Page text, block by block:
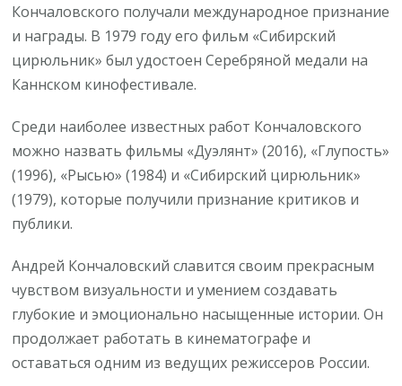
Кончаловского получали международное признание
и награды. В 1979 году его фильм «Сибирский
цирюльник» был удостоен Серебряной медали на
Каннском кинофестивале.
Среди наиболее известных работ Кончаловского
можно назвать фильмы «Дуэлянт» (2016), «Глупость»
(1996), «Рысью» (1984) и «Сибирский цирюльник»
(1979), которые получили признание критиков и
публики.
Андрей Кончаловский славится своим прекрасным
чувством визуальности и умением создавать
глубокие и эмоционально насыщенные истории. Он
продолжает работать в кинематографе и
оставаться одним из ведущих режиссеров России.